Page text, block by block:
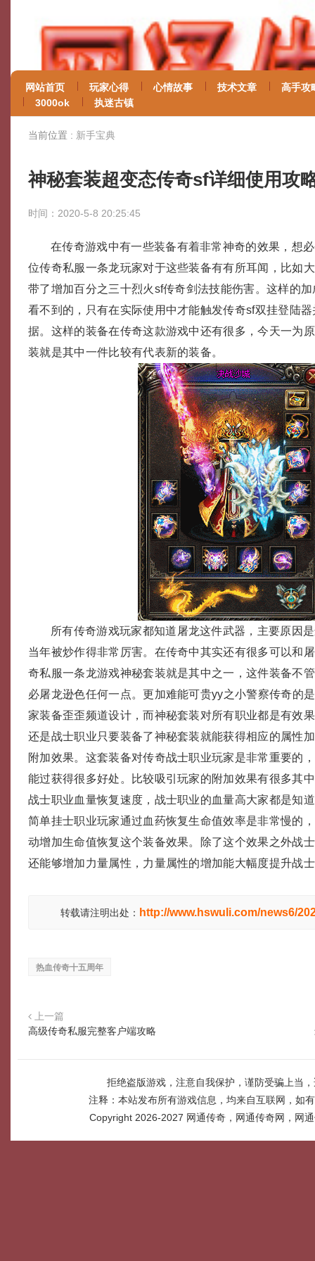
网站首页 玩家心得 心情故事 技术文章
高手攻
3000ok
执迷古镇
当前位置 : 新手宝典
神秘套装超变态传奇sf详细使用攻
时间：2020-5-8 20:25:45
在传奇游戏中有一些装备有着非常神奇的效果，想
位传奇私服一条龙玩家对于这些装备有有所耳闻，比如
带了增加百分之三十烈火sf传奇剑法技能伤害。这样的
看不到的，只有在实际使用中才能触发传奇sf双挂登陆
据。这样的装备在传奇这款游戏中还有很多，今天一为
装就是其中一件比较有代表新的装备。
所有传奇游戏玩家都知道屠龙这件武器，主要原因
当年被炒作得非常厉害。在传奇中其实还有很多可以和
奇私服一条龙游戏神秘套装就是其中之一，这件装备不
必屠龙逊色任何一点。更加难能可贵yy之小警察传奇的
家装备歪歪频道设计，而神秘套装对所有职业都是有效
还是战士职业只要装备了神秘套装就能获得相应的属性
附加效果。这套装备对传奇战士职业玩家是非常重要的
能过获得很多好处。比较吸引玩家的附加效果有很多其
战士职业血量恢复速度，战士职业的血量高大家都是知
简单挂士职业玩家通过血药恢复生命值效率是非常慢的
动增加生命值恢复这个装备效果。除了这个效果之外战
还能够增加力量属性，力量属性的增加能大幅度提升战
转载请注明出处： http://www.hswuli.com/news6/
热血传奇十五周年
上一篇
高级传奇私服完整客户端攻略
拒绝盗版游戏，注意自我保护，谨防受骗上当
注释：本站发布所有游戏信息，均来自互联网，如
Copyright 2026-2027 网通传奇，网通传奇网，网